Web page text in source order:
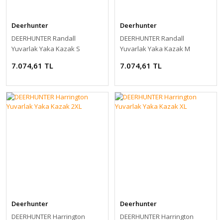
Deerhunter
DEERHUNTER Randall
Yuvarlak Yaka Kazak S
7.074,61 TL
Deerhunter
DEERHUNTER Randall
Yuvarlak Yaka Kazak M
7.074,61 TL
Deerhunter
DEERHUNTER Harrington
Deerhunter
DEERHUNTER Harrington